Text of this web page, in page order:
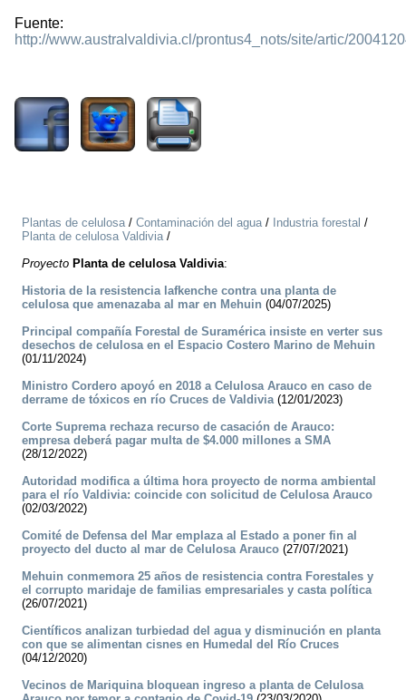
Fuente:
http://www.australvaldivia.cl/prontus4_nots/site/artic/
Plantas de celulosa/ Contaminación del agua/ Industria forestal /
Planta de celulosa Valdivia/
Proyecto Planta de celulosa Valdivia:
Historia de la resistencia lafkenche contra una planta de
celulosa que amenazaba al mar en Mehuin (04/07/2025)
Principal compañía Forestal de Suramérica insiste en verter sus
desechos de celulosa en el Espacio Costero Marino de Mehuin
(01/11/2024)
Ministro Cordero apoyó en 2018 a Celulosa Arauco en caso de
derrame de tóxicos en río Cruces de Valdivia(12/01/2023)
Corte Suprema rechaza recurso de casación de Arauco:
empresa deberá pagar multa de $4.000 millones a SMA
(28/12/2022)
Autoridad modifica a última hora proyecto de norma ambiental
para el río Valdivia: coincide con solicitud de Celulosa Arauco
(02/03/2022)
Comité de Defensa del Mar emplaza al Estado a poner fin al
proyecto del ducto al mar de Celulosa Arauco (27/07/2021)
Mehuin conmemora 25 años de resistencia contra Forestales y
el corrupto maridaje de familias empresariales y casta política
(26/07/2021)
Científicos analizan turbiedad del agua y disminución en planta
con que se alimentan cisnes en Humedal del Río Cruces
(04/12/2020)
Vecinos de Mariquina bloquean ingreso a planta de Celulosa